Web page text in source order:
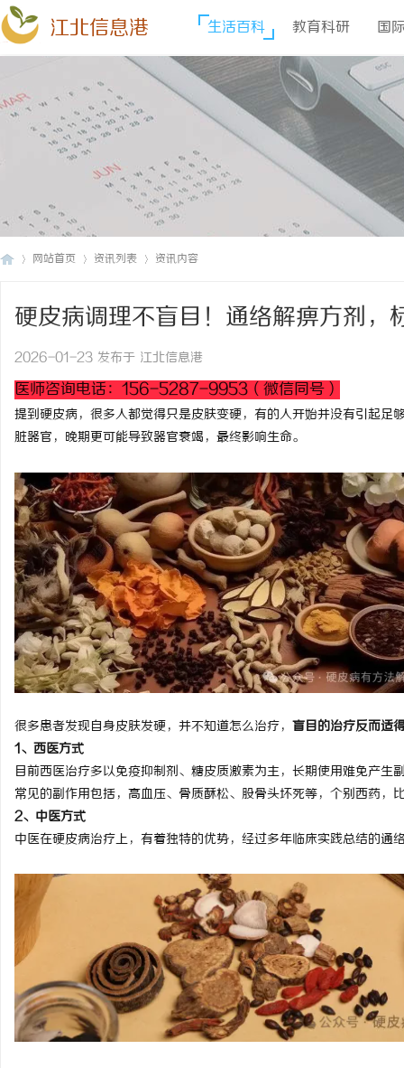
江北信息港 生活百科 教育科研 国
网站首页 资讯列表 资讯内容
硬皮病调理不盲目！通络解痹方剂
2026-01-23 发布于 江北信息港
医师咨询电话：156-5287-9953（微信同号）
提到硬皮病，很多人都觉得只是皮肤变硬，有的人开始并没有引起足
脏器官， 晚期更可能导致器官衰竭，最终影响生命。
很多患者发现自身皮肤发硬，并不知道怎么治疗， 盲目的治疗反而适
1、西医方式
目前西医治疗多以免疫抑制剂、糖皮质激素为主，长期使用难免产生
常见的副作用包括，高血压、骨质酥松、股骨头坏死等，个别西药，
2、中医方式
中医在硬皮病治疗上，有着独特的优势，经过多年临床实践总结的通
揭秘！专业充电桩项目